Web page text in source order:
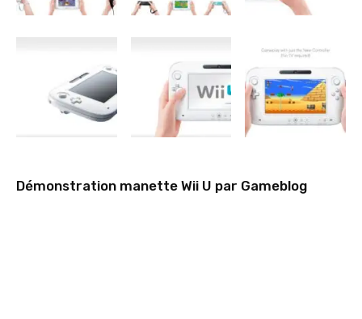
Démonstration manette Wii U par Gameblog